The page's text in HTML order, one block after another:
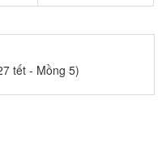
tết - Mồng 5)